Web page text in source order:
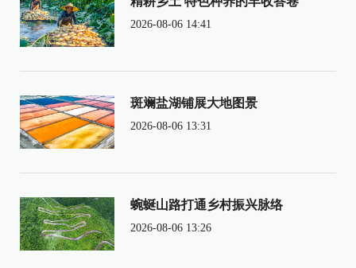
2026-08-06 14:41
斑斓盐湖铺展大地图景
2026-08-06 13:31
蜿蜒山路打通乡村振兴脉络
2026-08-06 13:26